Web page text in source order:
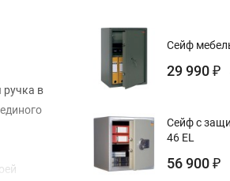
ручка в
Сейф
29 990 ₽
Сейф с
46 EL
56 900 ₽